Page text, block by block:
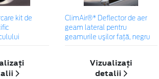
kit de
ClimAir®* Deflector de aer
geam lateral pentru
geamurile uşilor faţă, negru
Vizualizați
detalii